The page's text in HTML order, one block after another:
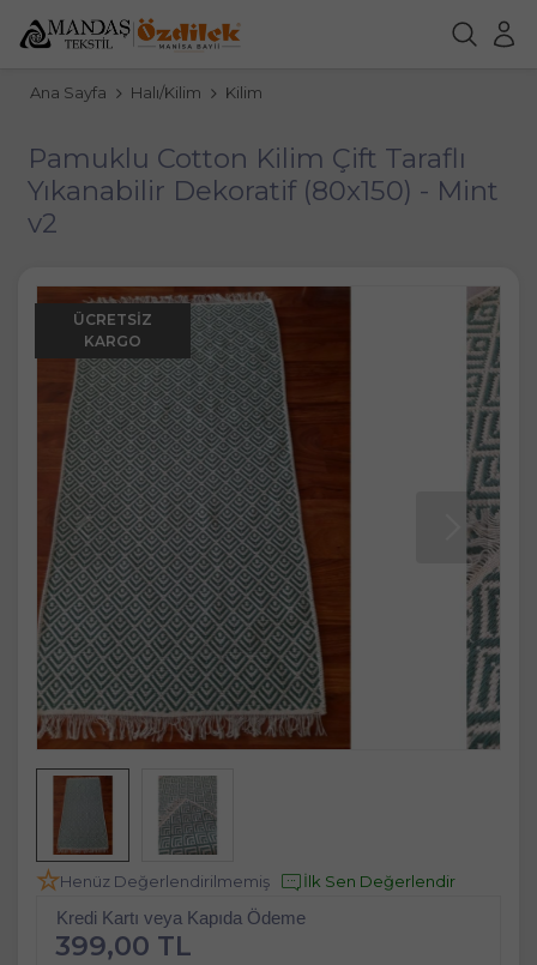
Ana Sayfa Halı/Kilim Kilim
Pamuklu Cotton Kilim Çift Taraflı
Yıkanabilir Dekoratif (80x150) - Mint
v2
ÜCRETSIZ
KARGO
Henüz Değerlendirilmemiş İlk Sen Değerlendir
Kredi Kartı veya Kapıda Ödeme
399,00 TL